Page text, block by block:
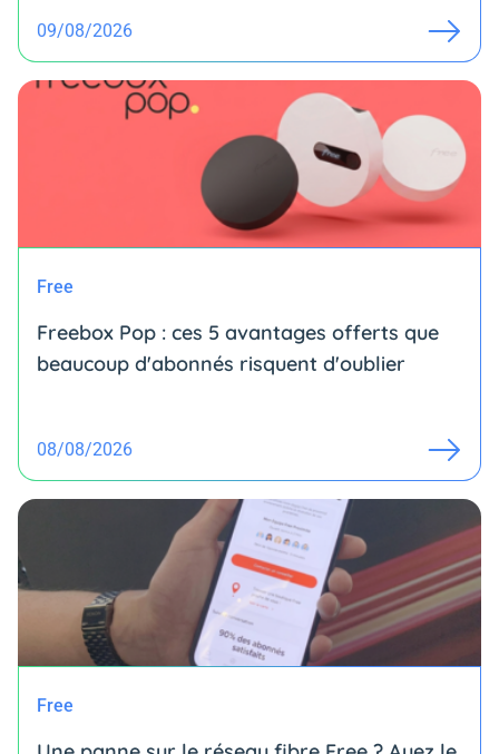
09/08/2026
Free
Freebox Pop : ces 5 avantages offerts que
beaucoup d'abonnés risquent d'oublier
08/08/2026
Free